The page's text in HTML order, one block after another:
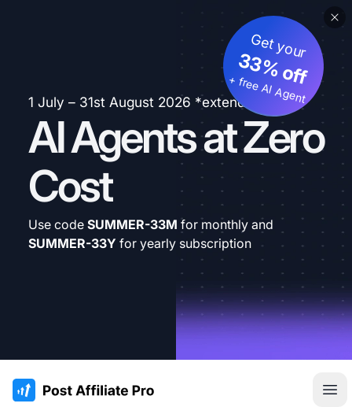
1 July – 31st August 2026 *extended
AI Agents at Zero
Cost
Get your
33% off
+ free AI Agent
Use code SUMMER-33M for monthly and
SUMMER-33Y for yearly subscription
:site.title